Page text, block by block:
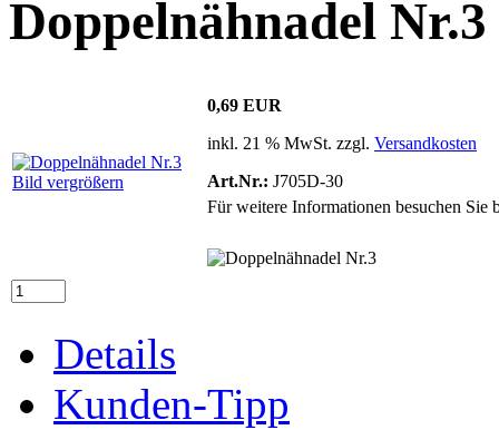
Doppelnähnadel Nr.3
Bild vergrößern
0,69 EUR
inkl. 21 % MwSt. zzgl. Versandkosten
Art.Nr.: J705D-30
Für weitere Informationen besuchen Sie
Details
Kunden-Tipp